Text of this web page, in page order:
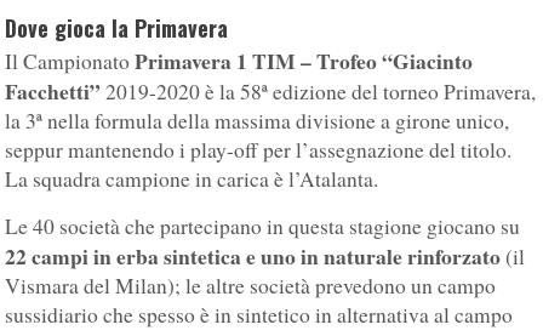
Dove gioca la Primavera
Il CampionatoPrimavera 1 TIM – Trofeo “Giacinto
Facchetti” 2019-2020 è la 58ª edizione del torneo Primavera,
la 3ª nella formula della massima divisione a girone unico,
seppur mantenendo i play-off per l’assegnazione del titolo.
La squadra campione in carica è l’Atalanta.
Le 40 società che partecipano in questa stagione giocano su
22 campi in erba sintetica e uno in naturale rinforzato(il
Vismara del Milan); le altre società prevedono un campo
sussidiario che spesso è in sintetico in alternativa al campo